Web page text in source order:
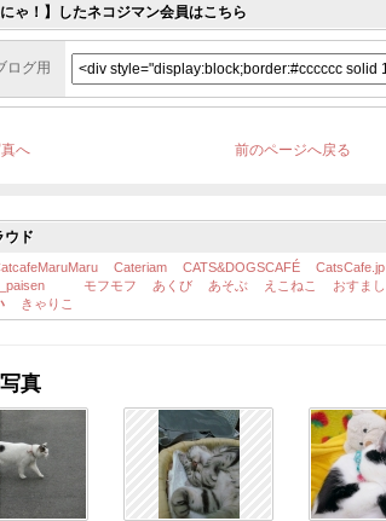
にゃ！】したネコジマン会員はこちら
ログ用
へ 前のページへ戻る
ウド
Cateriam CATS&DOGSCAFÉ CatsCafe.jp
モフモフ あくび あそぶ えこねこ おすまし
きゃりこ
真